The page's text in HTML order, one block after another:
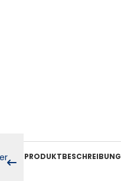
PRODUKTBESCHREIBUNG